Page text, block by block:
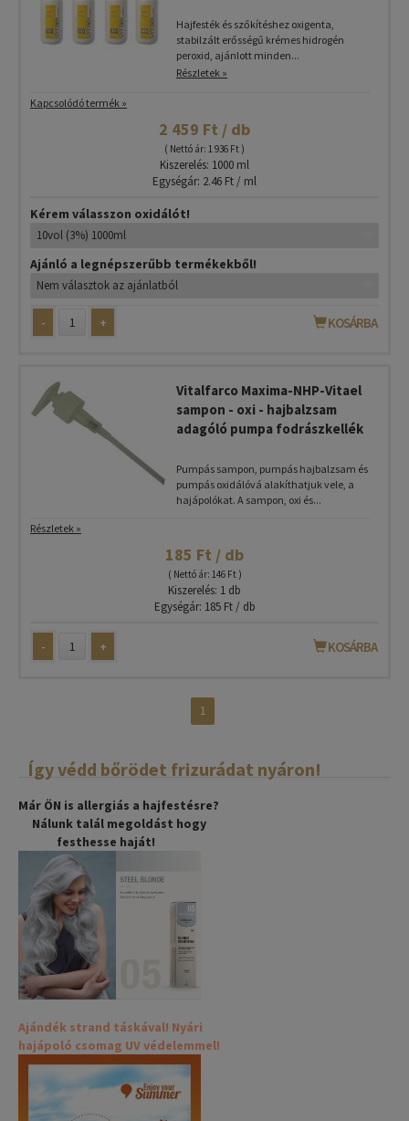
Hajfesték és szőkítéshez oxigenta,
stabilzált erősségű krémes hidrogén
peroxid, ajánlott minden...
Részletek »
Kapcsolódó termék »
2 459 Ft / db
( Nettó ár: 1 936 Ft )
Kiszerelés: 1000 ml
Egységár: 2.46 Ft / ml
Kérem válasszon oxidálót!
Ajánló a legnépszerűbb termékekből!
- + KOSÁRBA
Vitalfarco Maxima-NHP-Vitael
sampon - oxi - hajbalzsam
adagóló pumpa fodrászkellék
Pumpás sampon, pumpás hajbalzsam és
pumpás oxidálóvá alakíthatjuk vele, a
hajápolókat. A sampon, oxi és...
Részletek »
185 Ft / db
( Nettó ár: 146 Ft )
Kiszerelés: 1 db
Egységár: 185 Ft / db
- + KOSÁRBA
1
Így védd bőrödet frizurádat nyáron!
Már ÖN is allergiás a hajfestésre?
Nálunk talál megoldást hogy
festhesse haját!
Ajándék strand táskával! Nyári
hajápoló csomag UV védelemmel!